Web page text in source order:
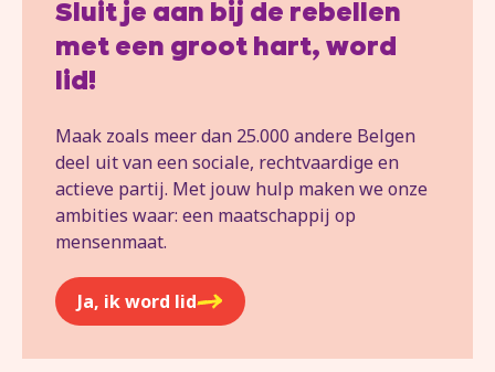
Sluit je aan bij de rebellen
met een groot hart, word
lid!
Maak zoals meer dan 25.000 andere Belgen
deel uit van een sociale, rechtvaardige en
actieve partij. Met jouw hulp maken we onze
ambities waar: een maatschappij op
mensenmaat.
Ja, ik word lid